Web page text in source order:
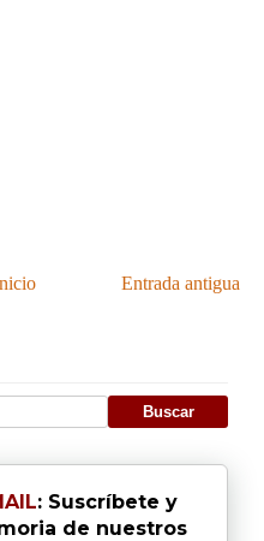
Entrada antigua
: Suscríbete y
de nuestros